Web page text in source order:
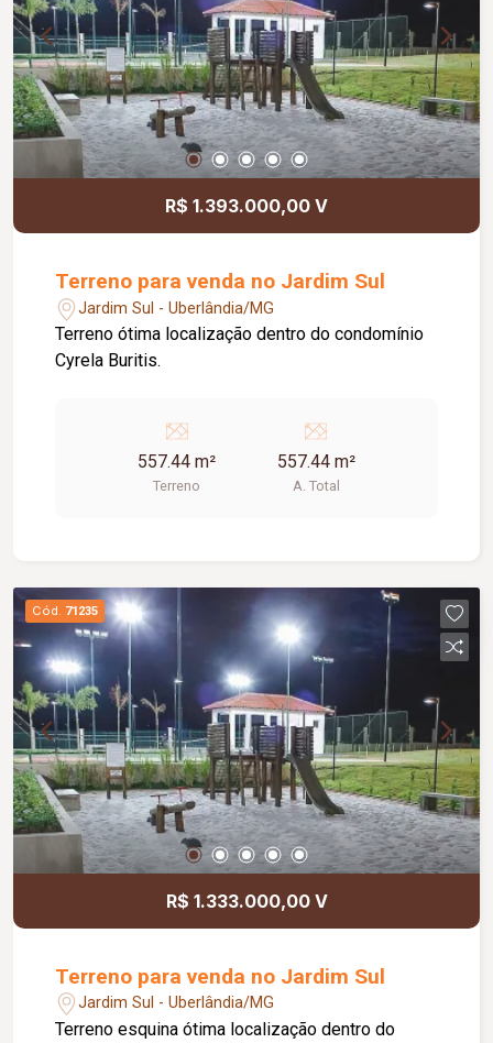
R$ 1.393.000,00 V
Terreno para venda no Jardim Sul
Jardim Sul - Uberlândia/MG
Terreno ótima localização dentro do condomínio
Cyrela Buritis.
557.44 m²
Terreno
557.44 m²
A. Total
Cód. 71235
R$ 1.333.000,00 V
Terreno para venda no Jardim Sul
Jardim Sul - Uberlândia/MG
Terreno esquina ótima localização dentro do